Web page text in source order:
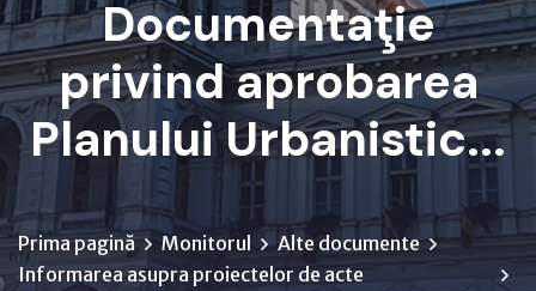
Documentaţie
privind aprobarea
Planului Urbanistic...
Prima pagină Monitorul
Alte documente
Informarea asupra proiectelor de acte